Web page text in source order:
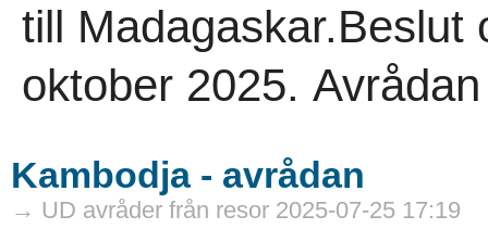
till Madagaskar.Beslut
oktober 2025.
Kambodja - avrådan
→ UD avråder från resor 2025-07-25 17:19